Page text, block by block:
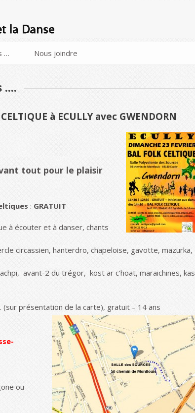
… Nous joindre
à ECULLY avec GWENDORN
tout pour le plaisir
: GRATUIT
à écouter et à danser, chants
circassien, hanterdro, chapeloise, gavotte, mazurka,
avant-2 du trégor, kost ar c’hoat, maraichines, kas
présentation de la carte), gratuit – 14 ans
ou